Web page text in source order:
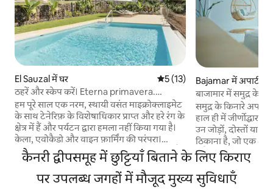
El Sauzal में घर औसत रेटिंग 5 में से 5, 13 समीक्षाएँ
5 (13)
ठहरें और स्केप करें। Eterna primavera.
Tenerife.
हम पूरे साल एक नरम, स्थायी वसंत माइक्रोक्लाइमेट
के साथ टेनेरिफ़ के विशेषाधिकार प्राप्त और हरे रंग के
क्षेत्र में हैं और पर्यटन द्वारा हमला नहीं किया गया है।
केला, एवोकैडो और वाइन फ़ार्मिंग की परंपरा।
Hacienda में, जहाँ ज़मीन अभी भी काम कर रही है,
हम एक पूरी तरह से बहाल किए गए घर के ग्राउंड
फ़्लोर को किराए पर देते हैं, जो समुद्र, स्वतंत्र प्रवेश
द्वार, अनोखे सूर्यास्त और आपके दिनों के साथ
Bajamar में अपार्टमेंट
बाजामार में समुद्र के
Boutique
समुद्र के किनारे अपनी
हाल ही में जीर्णोद्धार
उन जोड़ों, दोस्तों या
ठिकाना है, जो एक
में हैं। आपके सामने फैले
डूब जाएँ, किचन से
आपके लिए अटलांटिक
सुंदरता का आनंद लेने
कैनरी द्वीपसमूह में छुट्टियाँ बिताने के लिए किराए
पर उपलब्ध जगहों में मौजूद मुख्य सुविधाएँ